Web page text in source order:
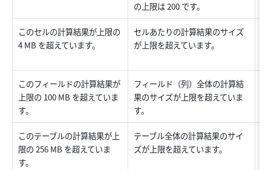
の上限は 200 です。
このセルの計算結果が上限の
4 MB を超えています。
セルあたりの計算結果のサイズ
が上限を超えています。
このフィールドの計算結果が
上限の 100 MB を超えていま
す。
フィールド（列）全体の計算結
果のサイズが上限を超えていま
す。
このテーブルの計算結果が上
限の 256 MB を超えていま
す。
テーブル全体の計算結果のサイ
ズが上限を超えています。